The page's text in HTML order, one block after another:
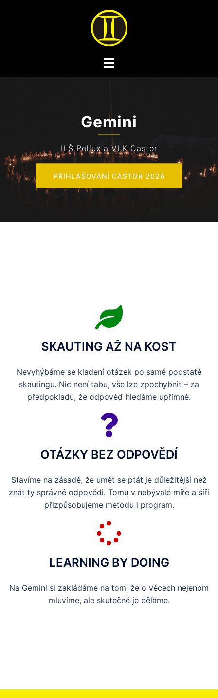
Gemini
ILŠ Pollux a VLK Castor
PŘIHLAŠOVÁNÍ CASTOR 2026
SKAUTING AŽ NA KOST
Nevyhýbáme se kladení otázek po samé podstatě
skautingu. Nic není tabu, vše lze zpochybnit – za
předpokladu, že odpověď hledáme upřímně.
OTÁZKY BEZ ODPOVĚDÍ
Stavíme na zásadě, že umět se ptát je důležitější než
znát ty správné odpovědi. Tomu v nebývalé míře a šíři
přizpůsobujeme metodu i program.
LEARNING BY DOING
Na Gemini si zakládáme na tom, že o věcech nejenom
mluvíme, ale skutečně je děláme.